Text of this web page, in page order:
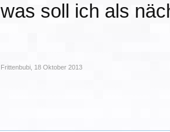
was soll ich als
Frittenbubi 18 Oktober 2013